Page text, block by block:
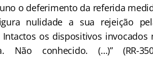
o deferimento da referida
nulidade a sua rejeição
os dispositivos invocados
Não conhecido. (…)” (RR-